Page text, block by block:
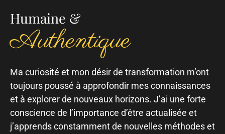
Humaine &
Authentique
Ma curiosité et mon désir de transformation m’ont
toujours poussé à approfondir mes connaissances
et à explorer de nouveaux horizons. J’ai une forte
conscience de l’importance d’être actualisée et
j’apprends constamment de nouvelles méthodes et